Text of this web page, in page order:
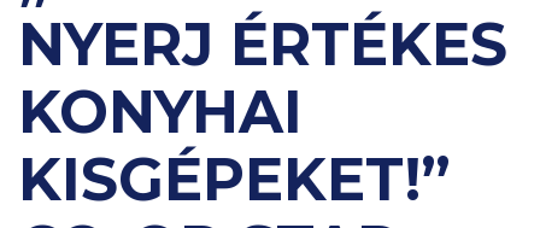
NYERJ ÉRTÉKES
KONYHAI
KISGÉPEKET!”